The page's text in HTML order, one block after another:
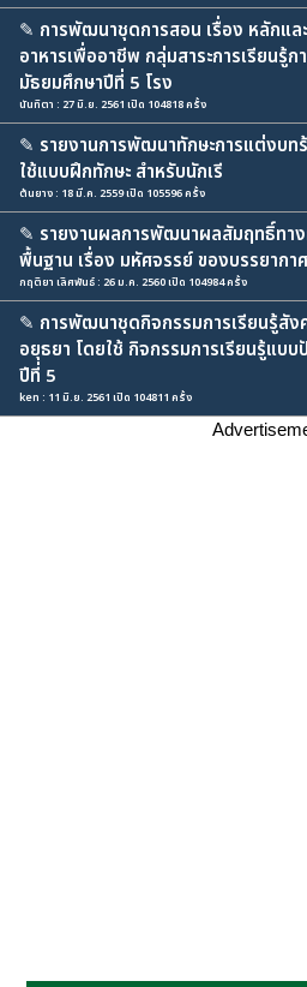
✎ การพัฒนาชุดการสอน เรื่อง หลักแล
อาหารเพื่ออาชีพ กลุ่มสาระการเรียนรู้
มัธยมศึกษาปีที่ 5 โรง
นันทิตา : 27 มิ.ย. 2561 เปิด 104818 ครั้ง
✎ รายงานการพัฒนาทักษะการแต่งบ
ใช้แบบฝึกทักษะ สำหรับนักเรี
ต้นยาง : 18 มี.ค. 2559 เปิด 105596 ครั้ง
✎ รายงานผลการพัฒนาผลสัมฤทธิ์ทาง
พื้นฐาน เรื่อง มหัศจรรย์ ของบรรยาก
กฤติยา เลิศพันธ์ : 26 ม.ค. 2560 เปิด 104984 ครั้ง
✎ การพัฒนาชุดกิจกรรมการเรียนรู้สัง
อยุธยา โดยใช้ กิจกรรมการเรียนรู้แบ
ปีที่ 5
ken : 11 มิ.ย. 2561 เปิด 104811 ครั้ง